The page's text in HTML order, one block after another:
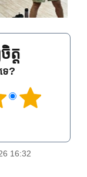
ត្ត
េ?
16:32